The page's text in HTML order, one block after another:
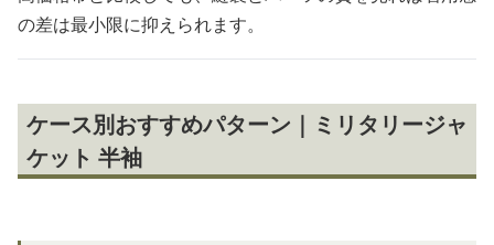
の差は最小限に抑えられます。
ケース別おすすめパターン｜ミリタリージャ
ケット 半袖